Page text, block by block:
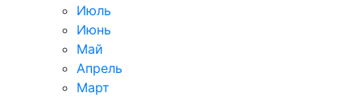
Июль
Июнь
Май
Апрель
Март